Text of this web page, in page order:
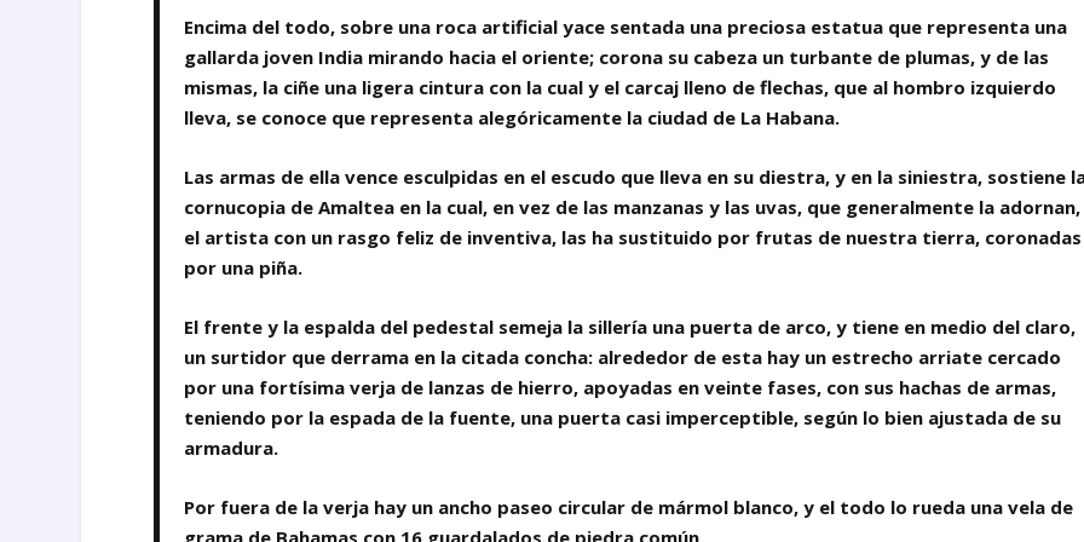
Encima del todo, sobre una roca artificial yace sentada una preciosa estatua que representa una
gallarda joven India mirando hacia el oriente; corona su cabeza un turbante de plumas, y de las
mismas, la ciñe una ligera cintura con la cual y el carcaj lleno de flechas, que al hombro izquierdo
lleva, se conoce que representa alegóricamente la ciudad de La Habana.
Las armas de ella vence esculpidas en el escudo que lleva en su diestra, y en la siniestra, sostiene
cornucopia de Amaltea en la cual, en vez de las manzanas y las uvas, que generalmente la adornan,
el artista con un rasgo feliz de inventiva, las ha sustituido por frutas de nuestra tierra, coronadas
por una piña.
El frente y la espalda del pedestal semeja la sillería una puerta de arco, y tiene en medio del claro,
un surtidor que derrama en la citada concha: alrededor de esta hay un estrecho arriate cercado
por una fortísima verja de lanzas de hierro, apoyadas en veinte fases, con sus hachas de armas,
teniendo por la espada de la fuente, una puerta casi imperceptible, según lo bien ajustada de su
armadura.
Por fuera de la verja hay un ancho paseo circular de mármol blanco, y el todo lo rueda una vela de